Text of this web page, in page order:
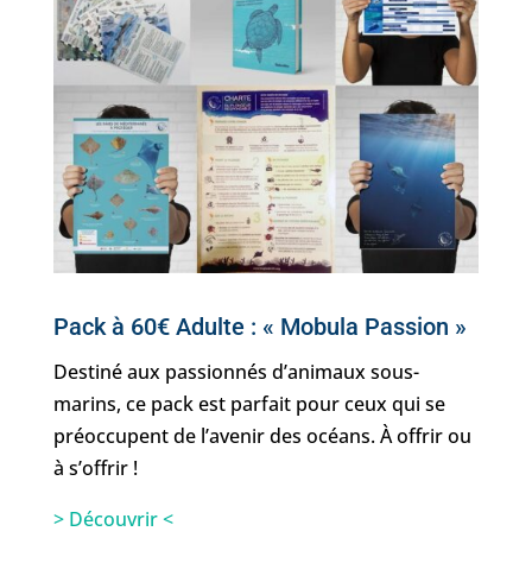
Pack à 60€ Adulte : « Mobula Passion »
Destiné aux passionnés d’animaux sous-
marins, ce pack est parfait pour ceux qui se
préoccupent de l’avenir des océans. À offrir ou
à s’offrir !
> Découvrir <